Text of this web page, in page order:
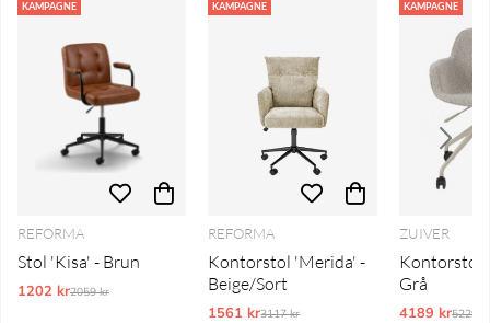
KAMPAGNE
REFORMA
Stol 'Kisa' - Brun
1202 krOrdinarie pris:
2059 kr
KAMPAGNE
REFORMA
Kontorstol 'Merida' -
Beige/Sort
1561 krOrdinarie pris:
3117 kr
KAMPAGNE
ZUIVER
Kontorstol
Grå
4189 kr5229 kr